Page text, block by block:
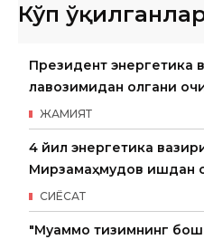
Кўп
Президент энергетика
лавозимидан олгани
ЖАМИЯТ
4 йил энергетика
Мирзамаҳмудов ишдан
СИËСАТ
"Муаммо тизимнинг